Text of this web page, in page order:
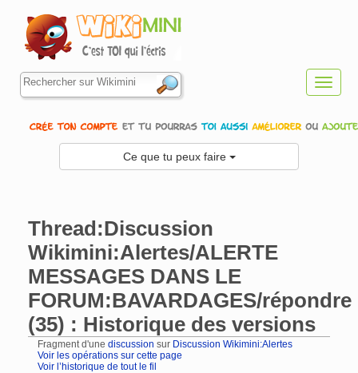
Ce que tu peux faire
Thread:Discussion
Wikimini:Alertes/ALERTE
MESSAGES DANS LE
FORUM:BAVARDAGES/répondre
(35) : Historique des versions
Fragment d'une discussion sur Discussion Wikimini:Alertes
Voir les opérations sur cette page
Voir l’historique de tout le fil